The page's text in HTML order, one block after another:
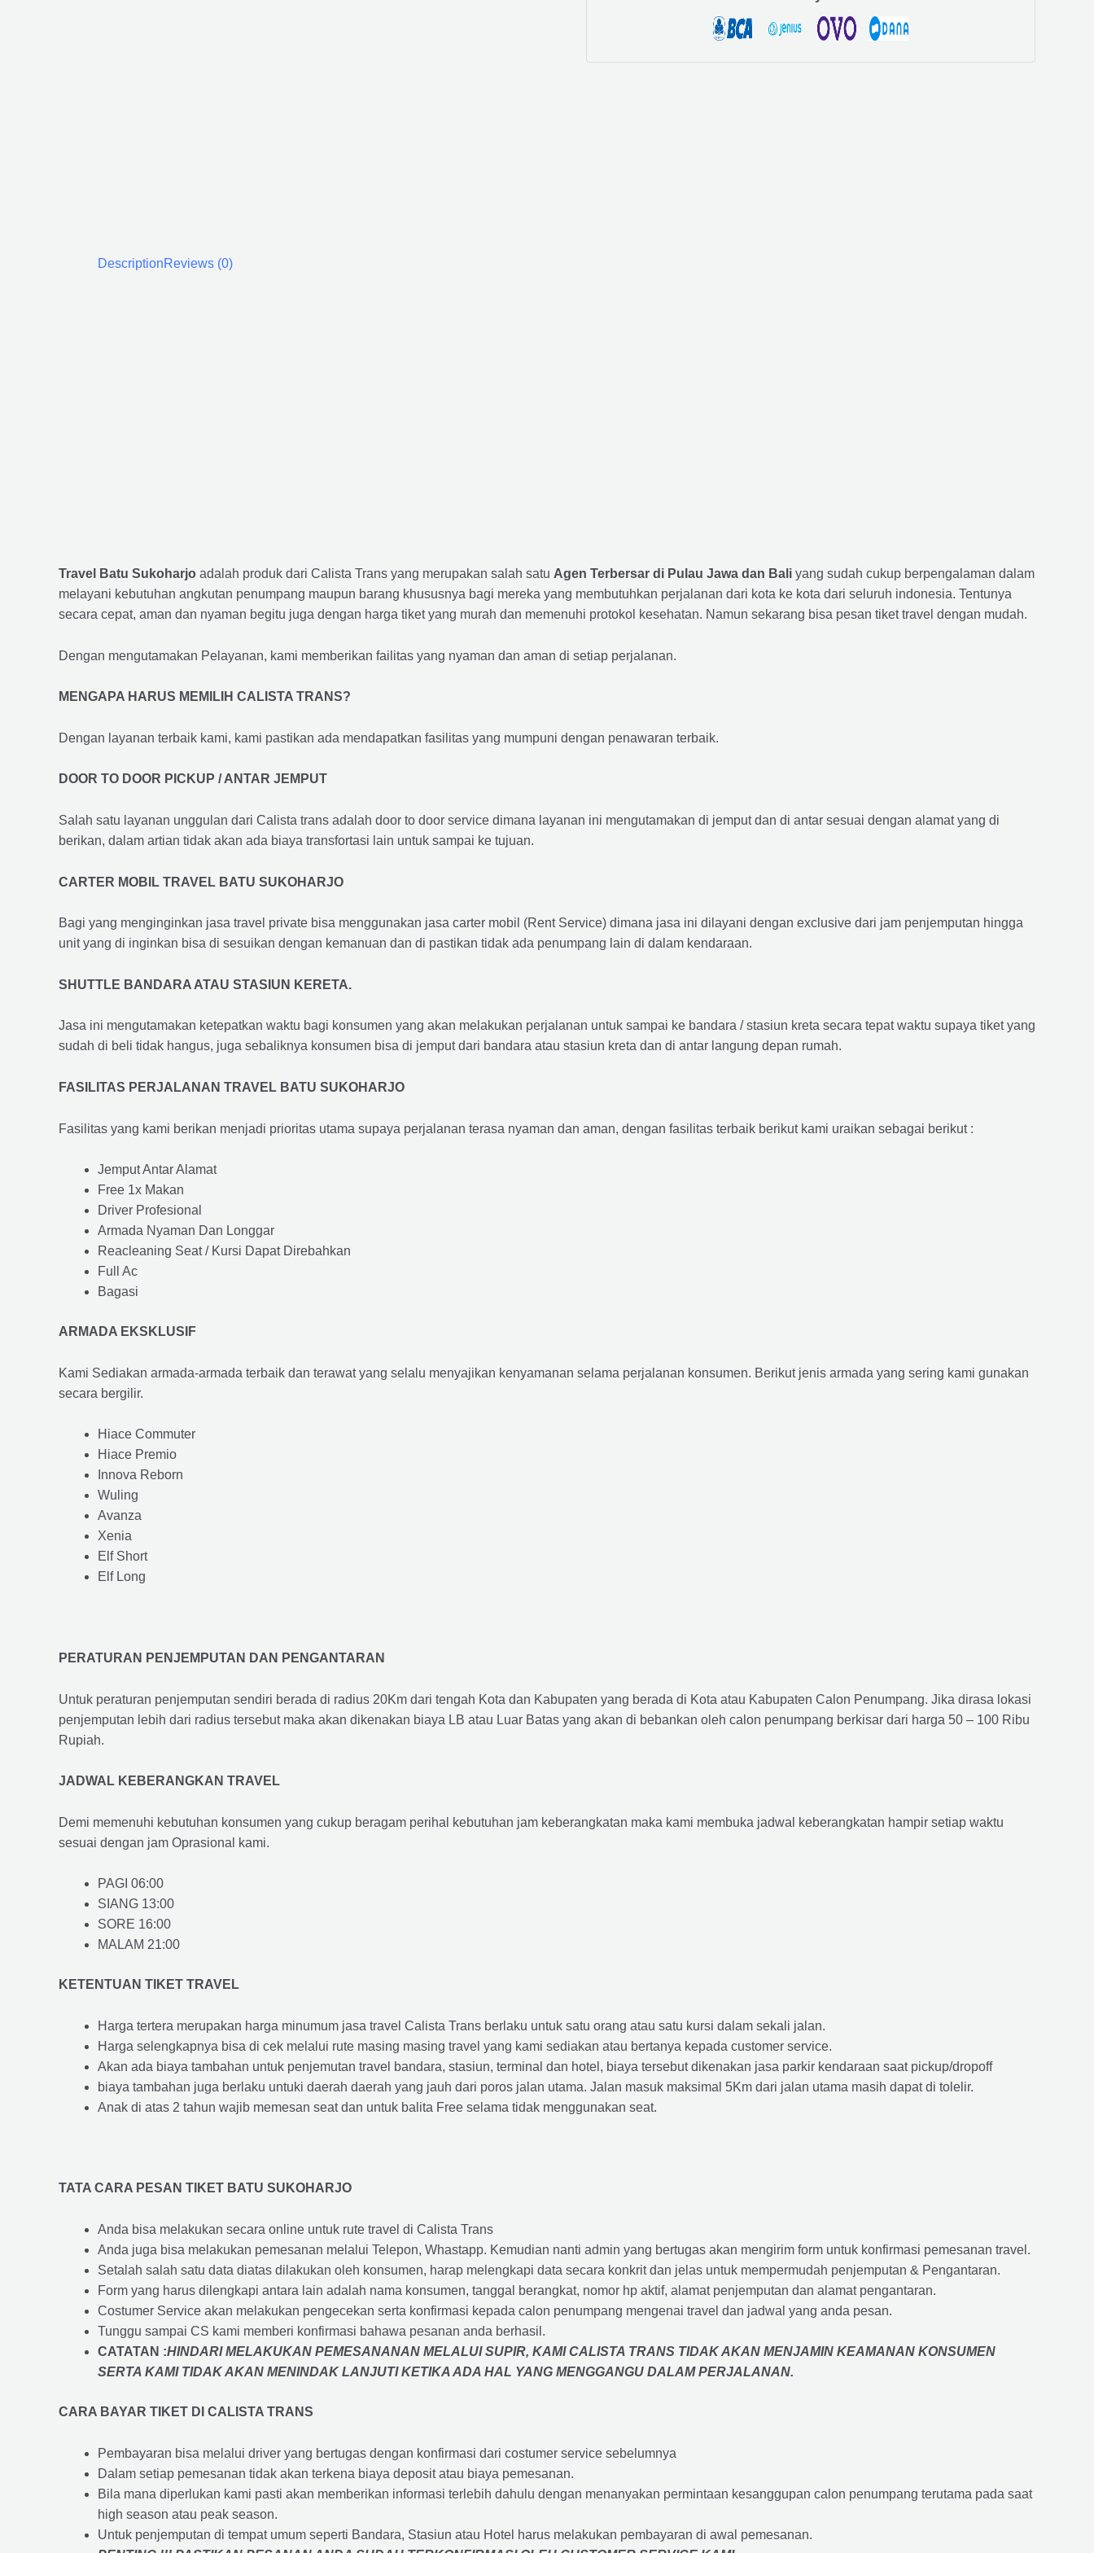
DescriptionReviews (0)
Travel Batu Sukoharjo adalah produk dari Calista Trans yang merupakan salah satu Agen Terbersar di Pulau Jawa dan Bali yang sudah cukup berpengalaman dalam
melayani kebutuhan angkutan penumpang maupun barang khususnya bagi mereka yang membutuhkan perjalanan dari kota ke kota dari seluruh indonesia. Tentunya
secara cepat, aman dan nyaman begitu juga dengan harga tiket yang murah dan memenuhi protokol kesehatan. Namun sekarang bisa pesan tiket travel dengan mudah.
Dengan mengutamakan Pelayanan, kami memberikan failitas yang nyaman dan aman di setiap perjalanan.
MENGAPA HARUS MEMILIH CALISTA TRANS?
Dengan layanan terbaik kami, kami pastikan ada mendapatkan fasilitas yang mumpuni dengan penawaran terbaik.
DOOR TO DOOR PICKUP / ANTAR JEMPUT
Salah satu layanan unggulan dari Calista trans adalah door to door service dimana layanan ini mengutamakan di jemput dan di antar sesuai dengan alamat yang di
berikan, dalam artian tidak akan ada biaya transfortasi lain untuk sampai ke tujuan.
CARTER MOBIL TRAVEL BATU SUKOHARJO
Bagi yang menginginkan jasa travel private bisa menggunakan jasa carter mobil (Rent Service) dimana jasa ini dilayani dengan exclusive dari jam penjemputan hingga
unit yang di inginkan bisa di sesuikan dengan kemanuan dan di pastikan tidak ada penumpang lain di dalam kendaraan.
SHUTTLE BANDARA ATAU STASIUN KERETA.
Jasa ini mengutamakan ketepatkan waktu bagi konsumen yang akan melakukan perjalanan untuk sampai ke bandara / stasiun kreta secara tepat waktu supaya tiket yang
sudah di beli tidak hangus, juga sebaliknya konsumen bisa di jemput dari bandara atau stasiun kreta dan di antar langung depan rumah.
FASILITAS PERJALANAN TRAVEL BATU SUKOHARJO
Fasilitas yang kami berikan menjadi prioritas utama supaya perjalanan terasa nyaman dan aman, dengan fasilitas terbaik berikut kami uraikan sebagai berikut :
Jemput Antar Alamat
Free 1x Makan
Driver Profesional
Armada Nyaman Dan Longgar
Reacleaning Seat / Kursi Dapat Direbahkan
Full Ac
Bagasi
ARMADA EKSKLUSIF
Kami Sediakan armada-armada terbaik dan terawat yang selalu menyajikan kenyamanan selama perjalanan konsumen. Berikut jenis armada yang sering kami gunakan
secara bergilir.
Hiace Commuter
Hiace Premio
Innova Reborn
Wuling
Avanza
Xenia
Elf Short
Elf Long
PERATURAN PENJEMPUTAN DAN PENGANTARAN
Untuk peraturan penjemputan sendiri berada di radius 20Km dari tengah Kota dan Kabupaten yang berada di Kota atau Kabupaten Calon Penumpang. Jika dirasa lokasi
penjemputan lebih dari radius tersebut maka akan dikenakan biaya LB atau Luar Batas yang akan di bebankan oleh calon penumpang berkisar dari harga 50 – 100 Ribu
Rupiah.
JADWAL KEBERANGKAN TRAVEL
Demi memenuhi kebutuhan konsumen yang cukup beragam perihal kebutuhan jam keberangkatan maka kami membuka jadwal keberangkatan hampir setiap waktu
sesuai dengan jam Oprasional kami.
PAGI 06:00
SIANG 13:00
SORE 16:00
MALAM 21:00
KETENTUAN TIKET TRAVEL
Harga tertera merupakan harga minumum jasa travel Calista Trans berlaku untuk satu orang atau satu kursi dalam sekali jalan.
Harga selengkapnya bisa di cek melalui rute masing masing travel yang kami sediakan atau bertanya kepada customer service.
Akan ada biaya tambahan untuk penjemutan travel bandara, stasiun, terminal dan hotel, biaya tersebut dikenakan jasa parkir kendaraan saat pickup/dropoff
biaya tambahan juga berlaku untuki daerah daerah yang jauh dari poros jalan utama. Jalan masuk maksimal 5Km dari jalan utama masih dapat di tolelir.
Anak di atas 2 tahun wajib memesan seat dan untuk balita Free selama tidak menggunakan seat.
TATA CARA PESAN TIKET BATU SUKOHARJO
Anda bisa melakukan secara online untuk rute travel di Calista Trans
Anda juga bisa melakukan pemesanan melalui Telepon, Whastapp. Kemudian nanti admin yang bertugas akan mengirim form untuk konfirmasi pemesanan travel.
Setalah salah satu data diatas dilakukan oleh konsumen, harap melengkapi data secara konkrit dan jelas untuk mempermudah penjemputan & Pengantaran.
Form yang harus dilengkapi antara lain adalah nama konsumen, tanggal berangkat, nomor hp aktif, alamat penjemputan dan alamat pengantaran.
Costumer Service akan melakukan pengecekan serta konfirmasi kepada calon penumpang mengenai travel dan jadwal yang anda pesan.
Tunggu sampai CS kami memberi konfirmasi bahawa pesanan anda berhasil.
CATATAN :HINDARI MELAKUKAN PEMESANANAN MELALUI SUPIR, KAMICALISTA TRANS TIDAK AKAN MENJAMIN KEAMANAN KONSUMEN
SERTA KAMI TIDAK AKAN MENINDAK LANJUTI KETIKA ADA HAL YANG MENGGANGU DALAM PERJALANAN.
CARA BAYAR TIKET DI CALISTA TRANS
Pembayaran bisa melalui driver yang bertugas dengan konfirmasi dari costumer service sebelumnya
Dalam setiap pemesanan tidak akan terkena biaya deposit atau biaya pemesanan.
Bila mana diperlukan kami pasti akan memberikan informasi terlebih dahulu dengan menanyakan permintaan kesanggupan calon penumpang terutama pada saat
high season atau peak season.
Untuk penjemputan di tempat umum seperti Bandara, Stasiun atau Hotel harus melakukan pembayaran di awal pemesanan.